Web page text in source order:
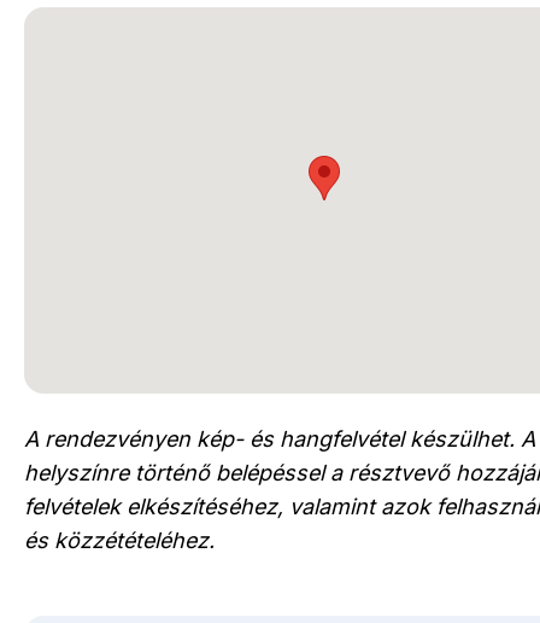
A rendezvényen kép- és hangfelvétel készülhet. A
helyszínre történő belépéssel a résztvevő
felvételek elkészítéséhez, valamint azok
és közzétételéhez.